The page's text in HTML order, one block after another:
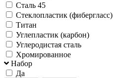
Сталь 45
Стеклопластик (фибергласс)
Титан
Углепластик (карбон)
Углеродистая сталь
Хромированное
Набор
Да